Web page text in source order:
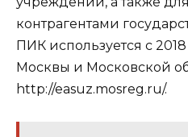
контрагентами
ПИК используется с
Москвы и Московской
http://easuz.mosreg.ru/.